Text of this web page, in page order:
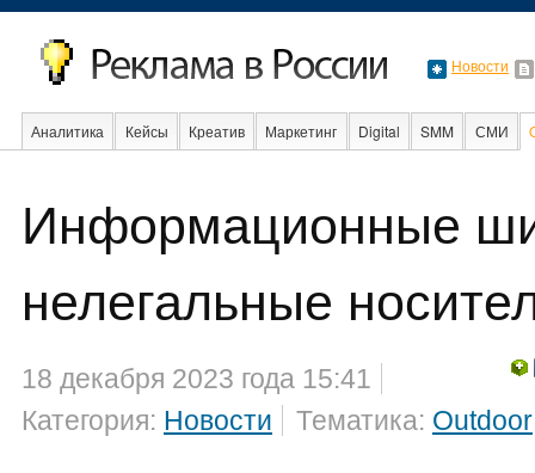
Новости
Аналитика Кейсы Креатив Маркетинг Digital SMM СМИ
Факты Event
Информационные
нелегальные
18 декабря 2023 года 15:41
Категория: Новости Тематика: Outdoor